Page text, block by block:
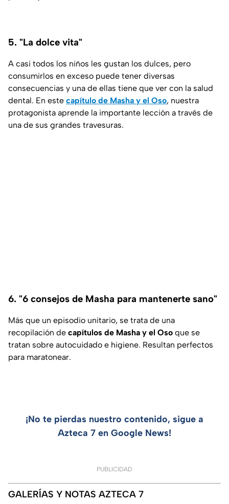
5. "La dolce vita"
A casi todos los niños les gustan los dulces, pero
consumirlos en exceso puede tener diversas
consecuencias y una de ellas tiene que ver con la salud
dental. En este capítulo de Masha y el Oso, nuestra
protagonista aprende la importante lección a través de
una de sus grandes travesuras.
6. "6 consejos de Masha para mantenerte sano"
Más que un episodio unitario, se trata de una
recopilación de capítulos de Masha y el Oso que se
tratan sobre autocuidado e higiene. Resultan perfectos
para maratonear.
¡No te pierdas nuestro contenido, sigue a
Azteca 7 en Google News!
PUBLICIDAD
GALERÍAS Y NOTAS AZTECA 7